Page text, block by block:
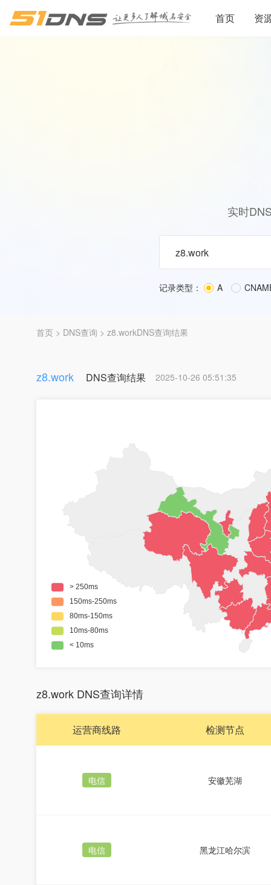
首页 资
实时
记录类型： A
首页 > DNS查询 > z8.workDNS查询结果
z8.work DNS查询结果 2025-10-26 05:51:35
z8.work DNS查询详情
运营商线路 检测节点
电信 安徽芜湖
电信 黑龙江哈尔滨